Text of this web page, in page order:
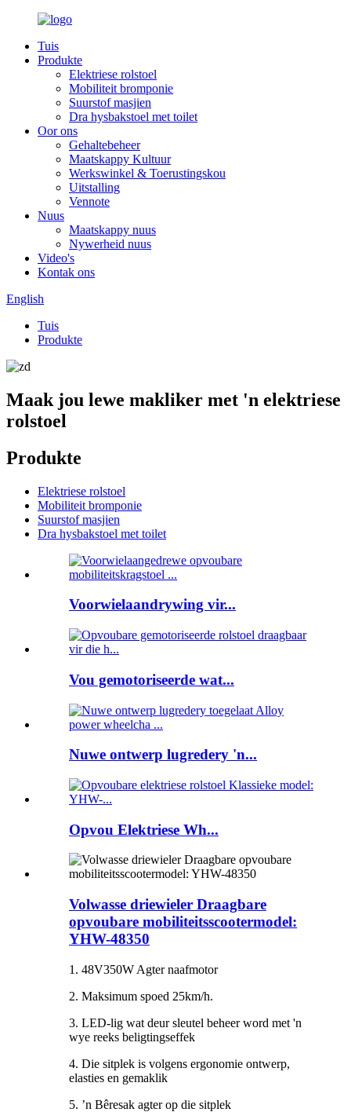
Tuis
Produkte
Elektriese rolstoel
Mobiliteit bromponie
Suurstof masjien
Dra hysbakstoel met toilet
Oor ons
Gehaltebeheer
Maatskappy Kultuur
Werkswinkel & Toerustingskou
Uitstalling
Vennote
Nuus
Maatskappy nuus
Nywerheid nuus
Video's
Kontak ons
English
Tuis
Produkte
Maak jou lewe makliker met 'n elektriese
rolstoel
Produkte
Elektriese rolstoel
Mobiliteit bromponie
Suurstof masjien
Dra hysbakstoel met toilet
Voorwielaandrywing vir...
Vou gemotoriseerde wat...
Nuwe ontwerp lugredery 'n...
Opvou Elektriese Wh...
Volwasse driewieler Draagbare
opvoubare mobiliteitsscootermodel:
YHW-48350
1. 48V350W Agter naafmotor
2. Maksimum spoed 25km/h.
3. LED-lig wat deur sleutel beheer word met 'n
wye reeks beligtingseffek
4. Die sitplek is volgens ergonomie ontwerp,
elasties en gemaklik
5. ’n Bêresak agter op die sitplek